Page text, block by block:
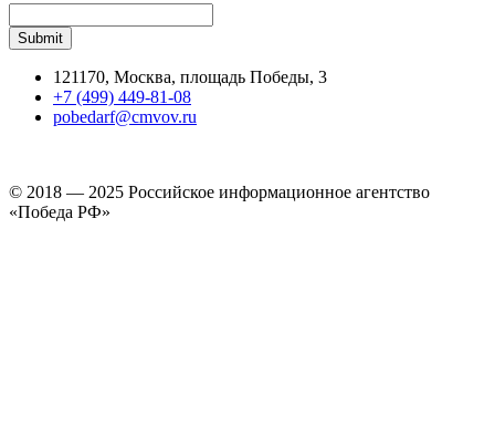
121170, Москва, площадь Победы, 3
+7 (499) 449-81-08
pobedarf@cmvov.ru
© 2018 — 2025 Российское информационное агентство
«Победа РФ»